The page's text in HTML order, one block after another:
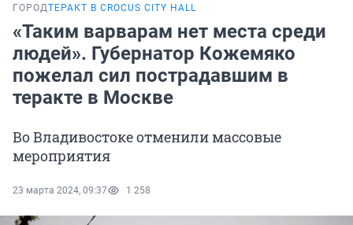
ГОРОДТЕРАКТ В CROCUS CITY HALL
«Таким варварам нет места среди
людей». Губернатор Кожемяко
пожелал сил пострадавшим в
теракте в Москве
Во Владивостоке отменили массовые
мероприятия
23 марта 2024, 09:37 1 258